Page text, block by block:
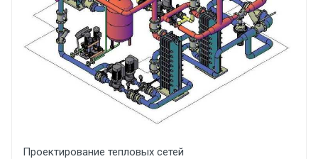
Проектирование тепловых сетей